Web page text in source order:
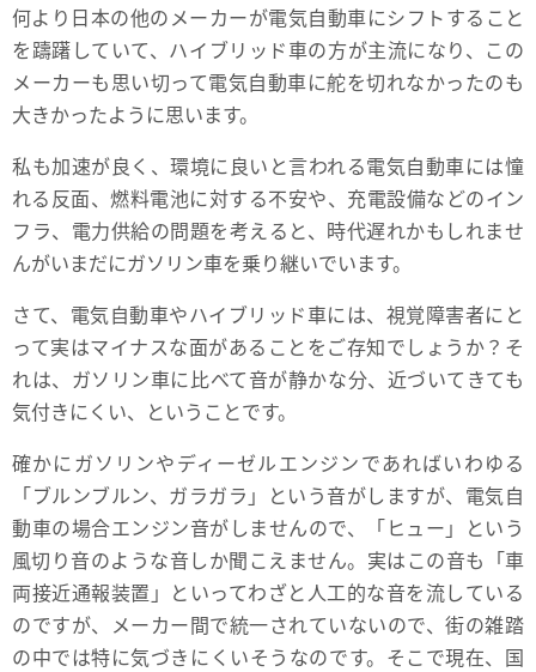
何より日本の他のメーカーが電気自動車にシフトすること
を躊躇していて、ハイブリッド車の方が主流になり、この
メーカーも思い切って電気自動車に舵を切れなかったのも
大きかったように思います。
私も加速が良く、環境に良いと言われる電気自動車には憧
れる反面、燃料電池に対する不安や、充電設備などのイン
フラ、電力供給の問題を考えると、時代遅れかもしれませ
んがいまだにガソリン車を乗り継いでいます。
さて、電気自動車やハイブリッド車には、視覚障害者にと
って実はマイナスな面があることをご存知でしょうか？そ
れは、ガソリン車に比べて音が静かな分、近づいてきても
気付きにくい、ということです。
確かにガソリンやディーゼルエンジンであればいわゆる
「ブルンブルン、ガラガラ」という音がしますが、電気自
動車の場合エンジン音がしませんので、「ヒュー」という
風切り音のような音しか聞こえません。実はこの音も「車
両接近通報装置」といってわざと人工的な音を流している
のですが、メーカー間で統一されていないので、街の雑踏
の中では特に気づきにくいそうなのです。そこで現在、国